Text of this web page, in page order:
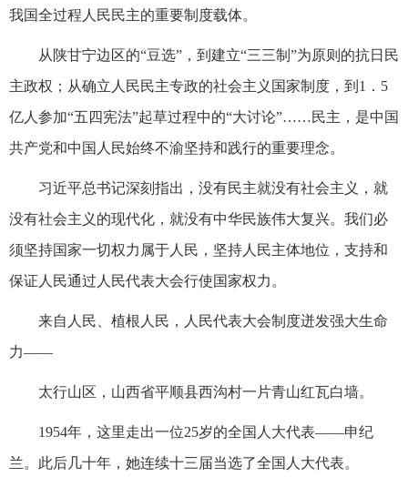
我国全过程人民民主的重要制度载体。
从陕甘宁边区的“豆选”，到建立“三三制”为原则的抗日民
主政权；从确立人民民主专政的社会主义国家制度，到1．5
亿人参加“五四宪法”起草过程中的“大讨论”……民主，是中国
共产党和中国人民始终不渝坚持和践行的重要理念。
习近平总书记深刻指出，没有民主就没有社会主义，就
没有社会主义的现代化，就没有中华民族伟大复兴。我们必
须坚持国家一切权力属于人民，坚持人民主体地位，支持和
保证人民通过人民代表大会行使国家权力。
来自人民、植根人民，人民代表大会制度迸发强大生命
力——
太行山区，山西省平顺县西沟村一片青山红瓦白墙。
1954年，这里走出一位25岁的全国人大代表——申纪
兰。此后几十年，她连续十三届当选了全国人大代表。